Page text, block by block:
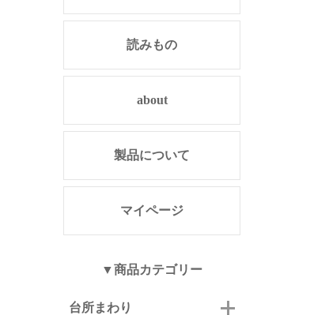
読みもの
about
製品について
マイページ
▼商品カテゴリー
台所まわり